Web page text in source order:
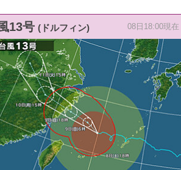
13号 (ドルフィン) 08日18:00現在